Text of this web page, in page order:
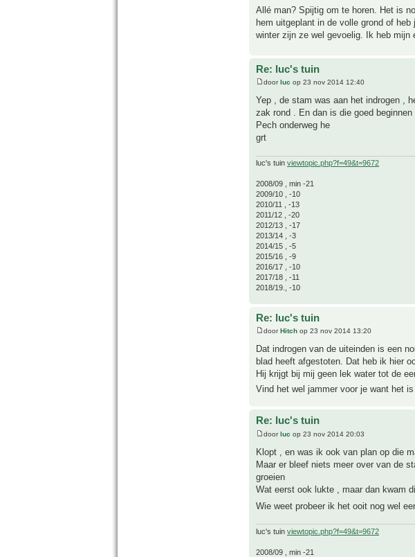
Allé man? Spijtig om te horen. Het is
hem uitgeplant in de volle grond of
winter zijn ze wel gevoelig. Ik heb mijn
Re: luc's tuin
doorluc op 23 nov 2014 12:40
Yep , de stam was aan het indrogen ,
zak rond . En dan is die goed
Pech onderweg he
grt
luc's tuin viewtopic.php?f=49&t=9672
2008/09 , min -21
2009/10 , -10
2010/11 , -13
2011/12 , -20
2012/13 , -17
2013/14 , -3
2014/15 , -5
2015/16 , -9
2016/17 , -10
2017/18 , -11
2018/19., -10
Re: luc's tuin
doorHitch op 23 nov 2014 13:20
Dat indrogen van de uiteinden is een
blad heeft afgestoten. Dat heb ik hier
Hij krijgt bij mij geen lek water tot de
Vind het wel jammer voor je want het
Re: luc's tuin
doorluc op 23 nov 2014 20:03
Klopt , en was ik ook van plan op die
Maar er bleef niets meer over van de
groeien
Wat eerst ook lukte , maar dan kwam
Wie weet probeer ik het ooit nog wel
luc's tuin viewtopic.php?f=49&t=9672
2008/09 , min -21